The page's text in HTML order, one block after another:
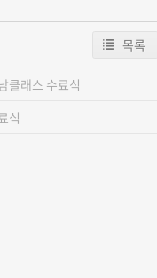
목록
클래스 수료식
식